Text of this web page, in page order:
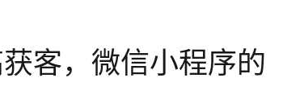
客，微信小程序的